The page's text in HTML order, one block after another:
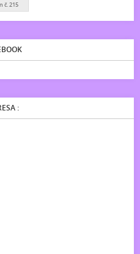
č. 215
: